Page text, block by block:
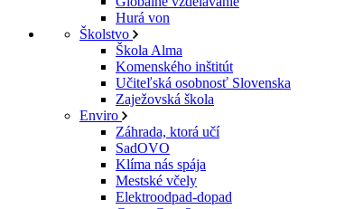
Hurá von
Školstvo
Škola Alma
Komenského inštitút
Učiteľská osobnosť Slovenska
Zaježovská škola
Enviro
Záhrada, ktorá učí
SadOVO
Klíma nás spája
Mestské včely
Elektroodpad-dopad